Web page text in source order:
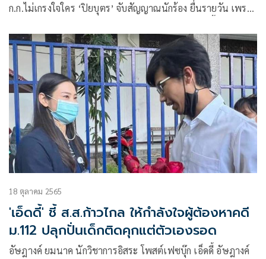
ก.ก.ไม่เกรงใจใคร ‘ปิยบุตร’ จับสัญญาณนักร้อง ยื่นรายวัน เพราะ
พรรค10ล้านเสียง ย้ำ ไม่มีทุนผูกขาด-ผู้มีอิทธิพลหนุนหลัง
18 ตุลาคม 2565
'เอ็ดดี้' ชี้ ส.ส.ก้าวไกล ให้กำลังใจผู้ต้องหาคดี
ม.112 ปลุกปั่นเด็กติดคุกแต่ตัวเองรอด
อัษฎางค์ ยมนาค นักวิชาการอิสระ โพสต์เฟซบุ๊ก เอ็ดดี้ อัษฎางค์